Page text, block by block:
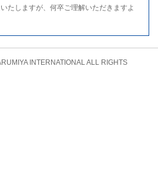
たしますが、何卒ご理解いただきますよ